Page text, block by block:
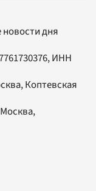
новости дня
ИНН
Коптевская
Москва,